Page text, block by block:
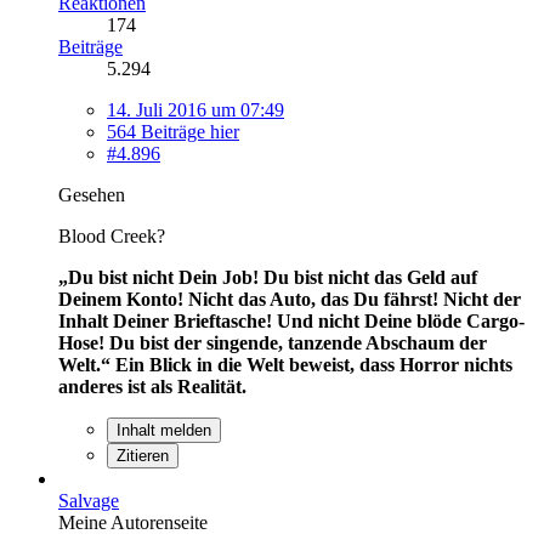
174
Beiträge
5.294
14. Juli 2016 um 07:49
564 Beiträge hier
#4.896
Gesehen
Blood Creek?
„Du bist nicht Dein Job! Du bist nicht das Geld auf
Deinem Konto! Nicht das Auto, das Du fährst! Nicht der
Inhalt Deiner Brieftasche! Und nicht Deine blöde Cargo-
Hose! Du bist der singende, tanzende Abschaum der
Welt.“ Ein Blick in die Welt beweist, dass Horror nichts
anderes ist als Realität.
Inhalt melden
Zitieren
Salvage
Meine Autorenseite